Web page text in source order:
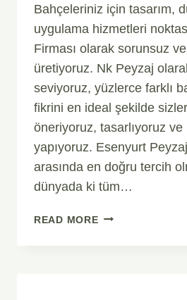
Bahçeleriniz için tasarım,
uygulama hizmetleri
Firması olarak sorunsuz
üretiyoruz. Nk Peyzaj
seviyoruz, yüzlerce farklı
fikrini en ideal şekilde
öneriyoruz, tasarlıyoruz ve
yapıyoruz. Esenyurt
arasında en doğru tercih
dünyada ki tüm…
READ MOREESENYURT